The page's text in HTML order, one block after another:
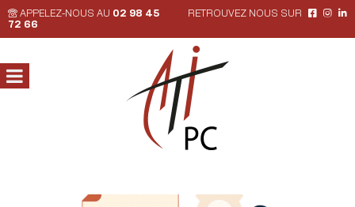
APPELEZ-NOUS AU 02 98 45
72 66
RETROUVEZ NOUS SUR